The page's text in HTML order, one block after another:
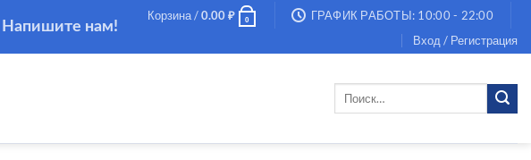
Напишите нам!
Корзина / 0.00 ₽ 0
ГРАФИК РАБОТЫ: 10:00 - 22:00
Вход / Регистрация